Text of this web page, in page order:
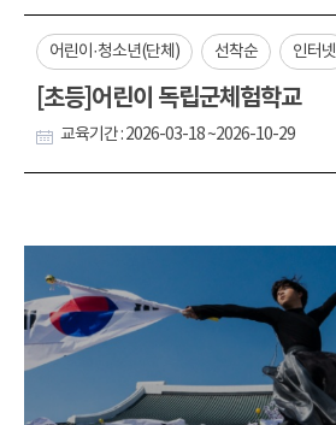
어린이·청소년(단체) 선착순 인터넷
[초등]어린이 독립군체험학교
교육기간 : 2026-03-18 ~2026-10-29